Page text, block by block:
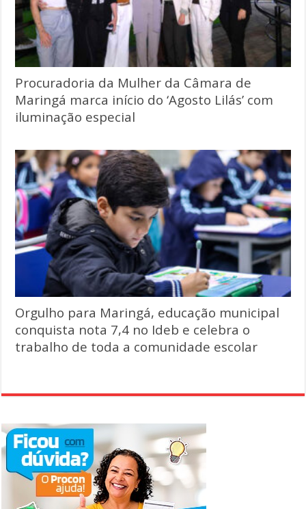
Procuradoria da Mulher da Câmara de
Maringá marca início do ‘Agosto Lilás’ com
iluminação especial
Orgulho para Maringá, educação municipal
conquista nota 7,4 no Ideb e celebra o
trabalho de toda a comunidade escolar